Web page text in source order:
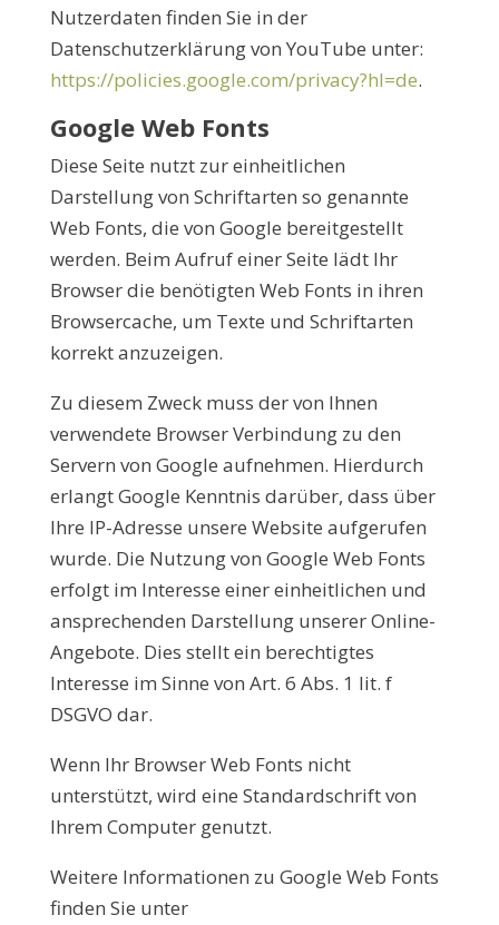
Nutzerdaten finden Sie in der
Datenschutzerklärung von YouTube unter:
https://policies.google.com/privacy?hl=de.
Google Web Fonts
Diese Seite nutzt zur einheitlichen
Darstellung von Schriftarten so genannte
Web Fonts, die von Google bereitgestellt
werden. Beim Aufruf einer Seite lädt Ihr
Browser die benötigten Web Fonts in ihren
Browsercache, um Texte und Schriftarten
korrekt anzuzeigen.
Zu diesem Zweck muss der von Ihnen
verwendete Browser Verbindung zu den
Servern von Google aufnehmen. Hierdurch
erlangt Google Kenntnis darüber, dass über
Ihre IP-Adresse unsere Website aufgerufen
wurde. Die Nutzung von Google Web Fonts
erfolgt im Interesse einer einheitlichen und
ansprechenden Darstellung unserer Online-
Angebote. Dies stellt ein berechtigtes
Interesse im Sinne von Art. 6 Abs. 1 lit. f
DSGVO dar.
Wenn Ihr Browser Web Fonts nicht
unterstützt, wird eine Standardschrift von
Ihrem Computer genutzt.
Weitere Informationen zu Google Web Fonts
finden Sie unter